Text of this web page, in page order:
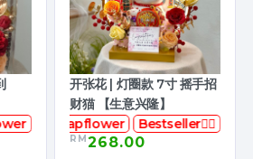
开张花 | 灯圈款 7寸 摇手招
财猫 【生意兴隆】
香皂花
soapflower Bestseller👍🏻
RM268.00